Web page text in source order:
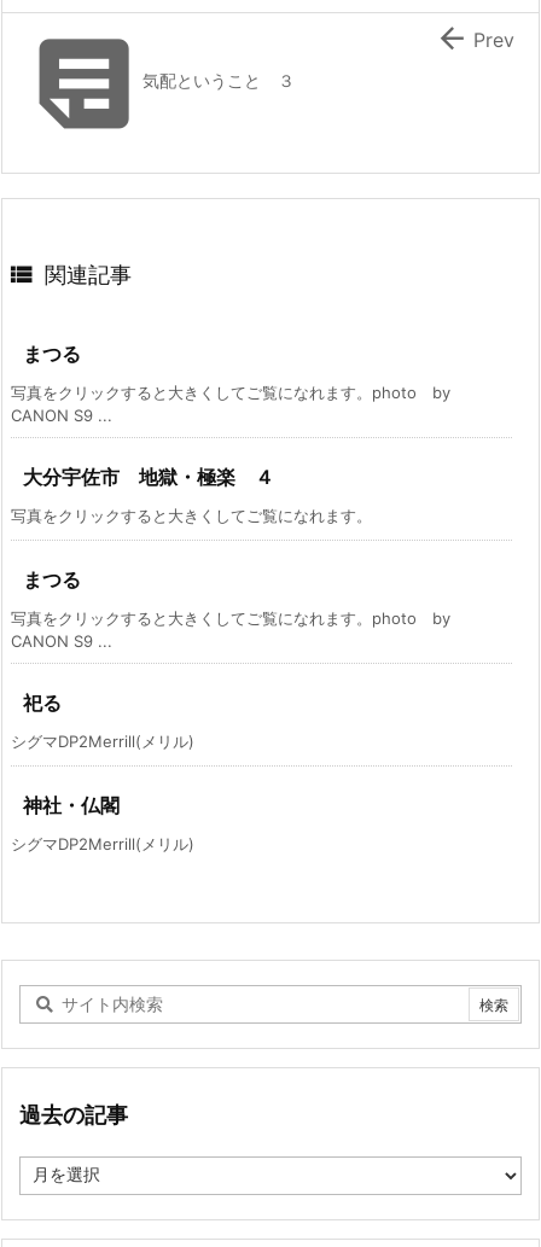
気配ということ ３
 Prev
 関連記事
まつる
写真をクリックすると大きくしてご覧になれます。photo by
CANON S9 ...
大分宇佐市 地獄・極楽 ４
写真をクリックすると大きくしてご覧になれます。
まつる
写真をクリックすると大きくしてご覧になれます。photo by
CANON S9 ...
祀る
シグマDP2Merrill(メリル)
神社・仏閣
シグマDP2Merrill(メリル)
過去の記事
去
記